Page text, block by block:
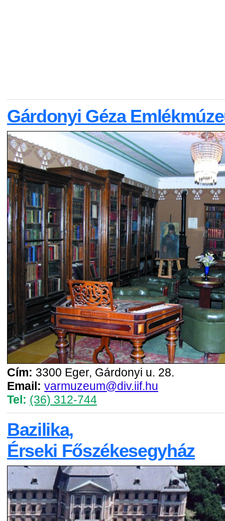
Gárdonyi Géza
Cím: 3300 Eger, Gárdonyi u. 28.
Email: varmuzeum@div.iif.hu
Tel: (36) 312-744
Bazilika,
Érseki Főszékesegyház